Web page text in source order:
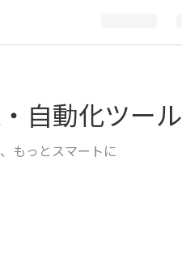
自動化ツール
もっとスマートに